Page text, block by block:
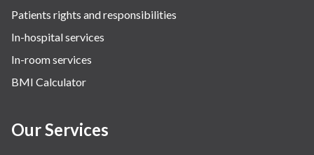
Patients rights and responsibilities
In-hospital services
In-room services
BMI Calculator
Our Services